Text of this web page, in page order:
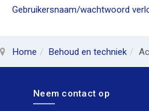
Gebruikersnaam/wachtwoord
Home Behoud en techniek
Neem contact op